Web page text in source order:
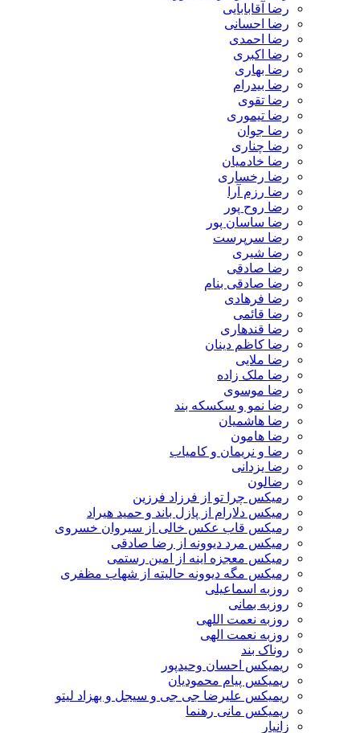
رضا آقابابایی
رضا احسانی
رضا احمدی
رضا اکبری
رضا بهاری
رضا بیدرام
رضا تقوی
رضا تیموری
رضا جوان
رضا چناری
رضا خادمیان
رضا رخساری
رضا رزم آرا
رضا روح پور
رضا ساسان پور
رضا سرپرست
رضا شیری
رضا صادقی
رضا صادقی بنام
رضا فرهادی
رضا قائمی
رضا قندهاری
رضا کاظم دینان
رضا ملایی
رضا ملک زاده
رضا موسوی
رضا نمو و سکسکه بند
رضا هاشمیان
رضا هامون
رضا و نریمان و کامیاب
رضا یزدانی
رضالون
رمیکس چرا تو از فرزاد فرزین
رمیکس دلارام از پازل باند و حمید هیراد
رمیکس قاب عکس خالی از سیروان خسروی
رمیکس مرد دیوونه از رضا صادقی
رمیکس معجزه اینه از امین رستمی
رمیکس مگه دیوونه حالیته از شهاب مظفری
روزبه اسماعیلی
روزبه بمانی
روزبه نعمت اللهی
روزبه نعمت الهی
روناک بند
ریمیکس احسان وحیدپور
ریمیکس پیام محمودیان
ریمیکس علیرضا جی جی و سیجل و بهزاد لیتو
ریمیکس مانی رهنما